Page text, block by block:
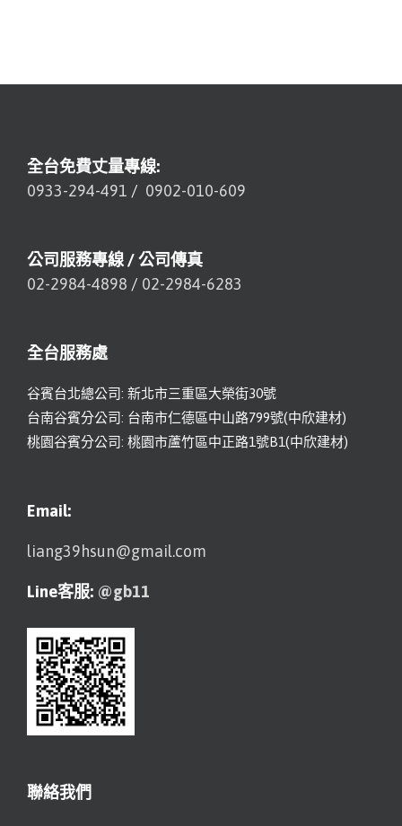
全台免費丈量專線:
0933-294-491 / 0902-010-609
公司服務專線 / 公司傳真
02-2984-4898 / 02-2984-6283
全台服務處
谷賓台北總公司: 新北市三重區大榮街30號
台南谷賓分公司: 台南市仁德區中山路799號(中欣建材)
桃園谷賓分公司: 桃園市蘆竹區中正路1號B1(中欣建材)
Email:
liang39hsun@gmail.com
Line客服: @gb11
聯絡我們